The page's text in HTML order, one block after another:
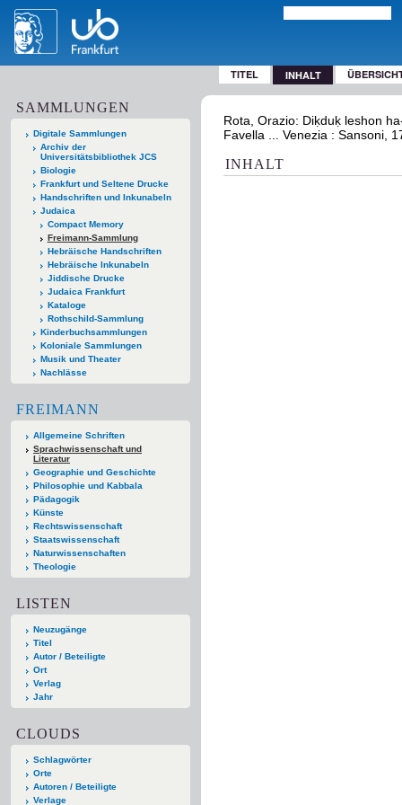
TITEL INHALT
SAMMLUNGEN
Digitale Sammlungen
Archiv der
Universitätsbibliothek JCS
Biologie
Frankfurt und Seltene Drucke
Handschriften und Inkunabeln
Judaica
Compact Memory
Freimann-Sammlung
Hebräische Handschriften
Hebräische Inkunabeln
Jiddische Drucke
Judaica Frankfurt
Kataloge
Rothschild-Sammlung
Kinderbuchsammlungen
Koloniale Sammlungen
Musik und Theater
Nachlässe
FREIMANN
Allgemeine Schriften
Sprachwissenschaft und
Literatur
Geographie und Geschichte
Philosophie und Kabbala
Pädagogik
Künste
Rechtswissenschaft
Staatswissenschaft
Naturwissenschaften
Theologie
LISTEN
Neuzugänge
Titel
Autor / Beteiligte
Ort
Verlag
Jahr
CLOUDS
Schlagwörter
Orte
Autoren / Beteiligte
Verlage
Rota, Orazio: Diḳduḳ leshon
Favella ... Venezia : Sansoni,
INHALT